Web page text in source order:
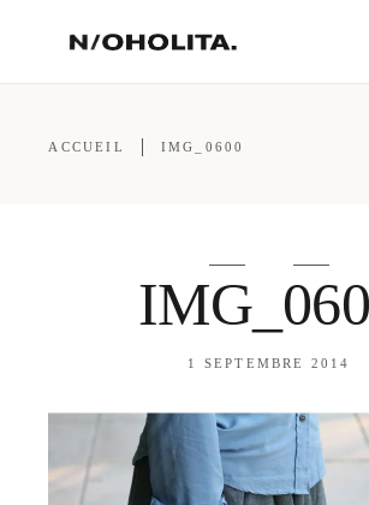
ACCUEIL IMG_0600
1 SEPTEMBRE 2014